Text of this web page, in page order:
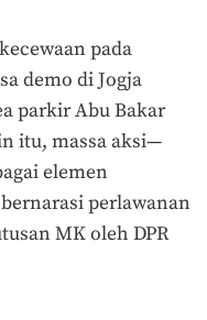
pada
demo di Jogja
parkir Abu Bakar
itu, massa aksi—
elemen
perlawanan
MK oleh DPR